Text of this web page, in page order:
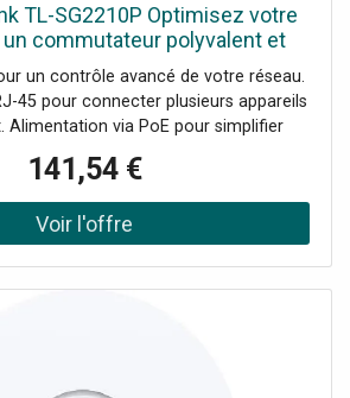
TL-SG2210P Optimisez votre
commutateur polyvalent et
puissant!
un contrôle avancé de votre réseau.
45 pour connecter plusieurs appareils
Alimentation via PoE pour simplifier
Gbit/s pour un transfert de données
Qualité de service (QoS) pour prioriser
essentiel sur votre réseau.
141,54 €